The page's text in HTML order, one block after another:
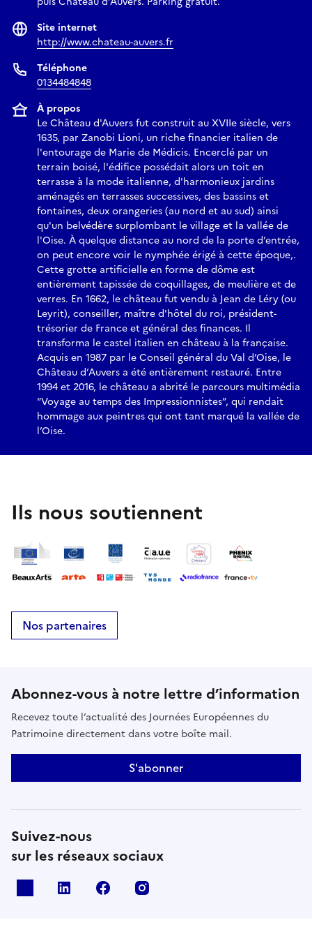
Site internet
http://www.chateau-auvers.fr
Téléphone
0134484848
À propos
Le Château d'Auvers fut construit au XVIIe siècle, vers
1635, par Zanobi Lioni, un riche financier italien de
l'entourage de Marie de Médicis. Encerclé par un
terrain boisé, l'édifice possédait alors un toit en
terrasse à la mode italienne, d'harmonieux jardins
aménagés en terrasses successives, des bassins et
fontaines, deux orangeries (au nord et au sud) ainsi
qu'un belvédère surplombant le village et la vallée de
l'Oise. À quelque distance au nord de la porte d’entrée,
on peut encore voir le nymphée érigé à cette époque,.
Cette grotte artificielle en forme de dôme est
entièrement tapissée de coquillages, de meulière et de
verres. En 1662, le château fut vendu à Jean de Léry (ou
Leyrit), conseiller, maître d'hôtel du roi, président-
trésorier de France et général des finances. Il
transforma le castel italien en château à la française.
Acquis en 1987 par le Conseil général du Val d’Oise, le
Château d’Auvers a été entièrement restauré. Entre
1994 et 2016, le château a abrité le parcours multimédia
“Voyage au temps des Impressionnistes”, qui rendait
hommage aux peintres qui ont tant marqué la vallée de
l’Oise.
Ils nous soutiennent
Nos partenaires
Abonnez-vous à notre lettre d’information
Recevez toute l’actualité des Journées Européennes du
Patrimoine directement dans votre boîte mail.
S'abonner
Suivez-nous
sur les réseaux sociaux
Linkedin Facebook